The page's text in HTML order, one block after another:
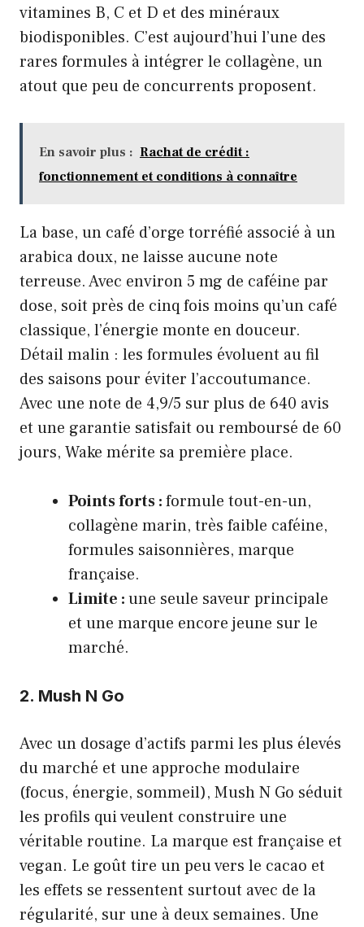
vitamines B, C et D et des minéraux
biodisponibles. C’est aujourd’hui l’une des
rares formules à intégrer le collagène, un
atout que peu de concurrents proposent.
En savoir plus : Rachat de crédit :
fonctionnement et conditions à connaître
La base, un café d’orge torréfié associé à un
arabica doux, ne laisse aucune note
terreuse. Avec environ 5 mg de caféine par
dose, soit près de cinq fois moins qu’un café
classique, l’énergie monte en douceur.
Détail malin : les formules évoluent au fil
des saisons pour éviter l’accoutumance.
Avec une note de 4,9/5 sur plus de 640 avis
et une garantie satisfait ou remboursé de 60
jours, Wake mérite sa première place.
Points forts :formule tout-en-un,
collagène marin, très faible caféine,
formules saisonnières, marque
française.
Limite :une seule saveur principale
et une marque encore jeune sur le
marché.
2. Mush N Go
Avec un dosage d’actifs parmi les plus élevés
du marché et une approche modulaire
(focus, énergie, sommeil), Mush N Go séduit
les profils qui veulent construire une
véritable routine. La marque est française et
vegan. Le goût tire un peu vers le cacao et
les effets se ressentent surtout avec de la
régularité, sur une à deux semaines. Une